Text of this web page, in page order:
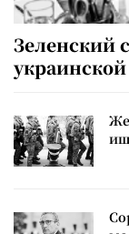
Зеленский
украинской